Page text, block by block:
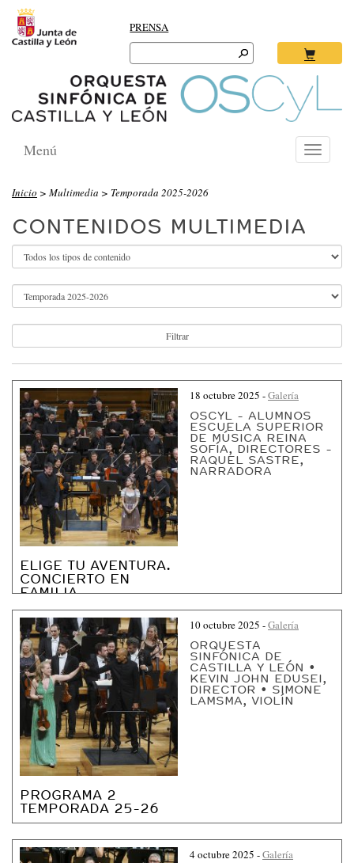
PRENSA
Search
for:
Toggle
Menú
O
R
Q
U
E
S
T
A
S
I
N
F
Ó
N
C
A
D
E
C
A
S
T
L
A
Y
L
E
Ó
N
Inicio > Multimedia > Temporada 2025-2026
CONTENIDOS MULTIMEDIA
Filtrar
ELIGE TU AVENTURA.
CONCIERTO EN
FAMILIA
18 octubre 2025 -Galería
OSCYL - ALUMNOS
ESCUELA SUPERIOR
DE MÚSICA REINA
SOFÍA, DIRECTORES -
RAQUEL SASTRE,
NARRADORA
PROGRAMA 2
TEMPORADA 25-26
10 octubre 2025 -Galería
ORQUESTA
SINFÓNICA DE
CASTILLA Y LEÓN •
KEVIN JOHN EDUSEI,
DIRECTOR • SIMONE
LAMSMA, VIOLÍN
4 octubre 2025 -Galería